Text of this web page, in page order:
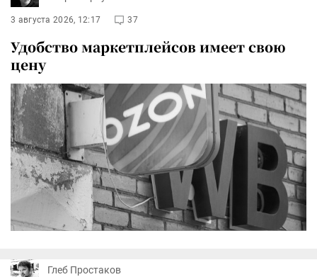
3 августа 2026, 12:17 37
Удобство маркетплейсов имеет свою
цену
Глеб Простаков